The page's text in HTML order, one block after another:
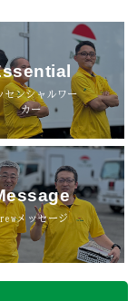
センシャルワー
カー
メッセージ